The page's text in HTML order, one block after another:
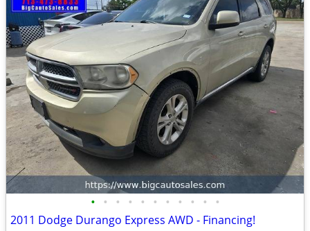
• • • • • • • • • • •
2011 Dodge Durango Express AWD - Financing!